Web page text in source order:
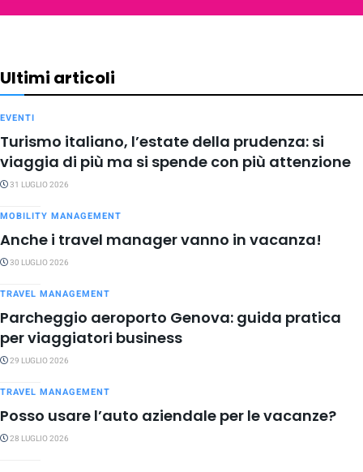
Ultimi articoli
EVENTI
Turismo italiano, l’estate della prudenza: si
viaggia di più ma si spende con più attenzione
31 LUGLIO 2026
MOBILITY MANAGEMENT
Anche i travel manager vanno in vacanza!
30 LUGLIO 2026
TRAVEL MANAGEMENT
Parcheggio aeroporto Genova: guida pratica
per viaggiatori business
29 LUGLIO 2026
TRAVEL MANAGEMENT
Posso usare l’auto aziendale per le vacanze?
28 LUGLIO 2026